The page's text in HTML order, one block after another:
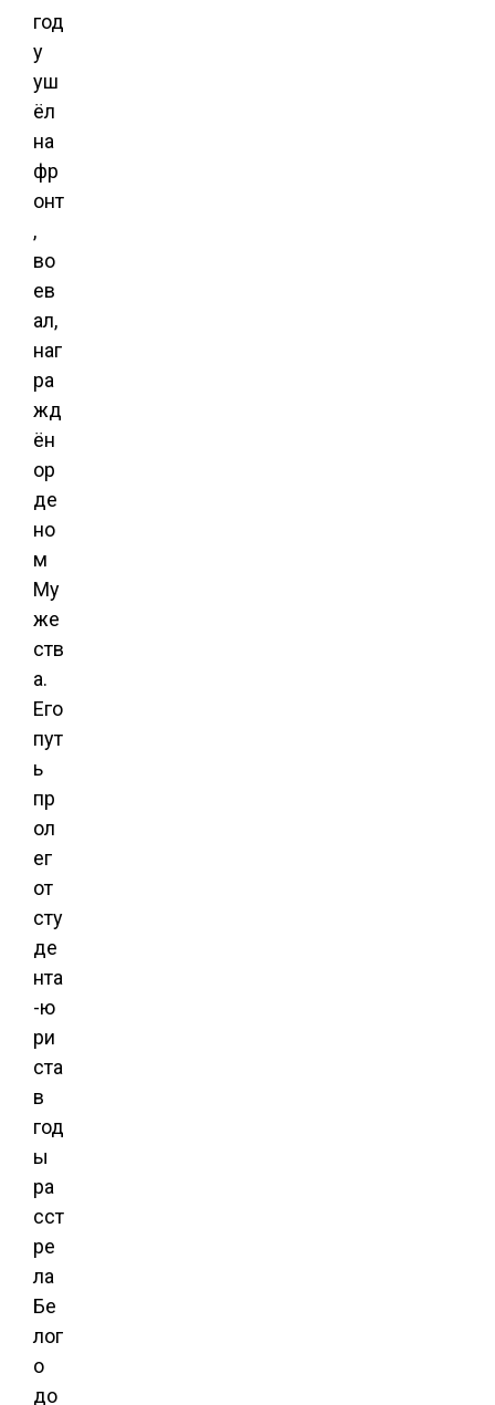
год
у
уш
ёл
на
фр
онт
,
во
ев
ал,
наг
ра
жд
ён
ор
де
но
м
Му
же
ств
а.
Его
пут
ь
пр
ол
ег
от
сту
де
нта
-ю
ри
ста
в
год
ы
ра
сст
ре
ла
Бе
лог
о
до